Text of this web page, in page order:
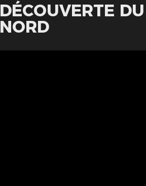
DÉCOUVERTE
NORD